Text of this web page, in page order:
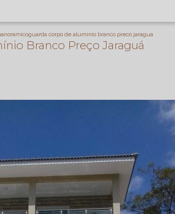
guarda corpo de aluminio branco preco jaragua
Branco Preço Jaraguá